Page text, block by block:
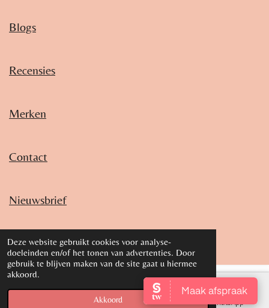
Deze website gebruikt cookies voor analyse-
doeleinden en/of het tonen van advertenties. Door
gebruik te blijven maken van de site gaat u hiermee
akkoord.
Akkoord
Blogs
Recensies
Merken
Contact
Nieuwsbrief
© 2018 - 2026 Marjoleins Beauté
Telefoonnummer